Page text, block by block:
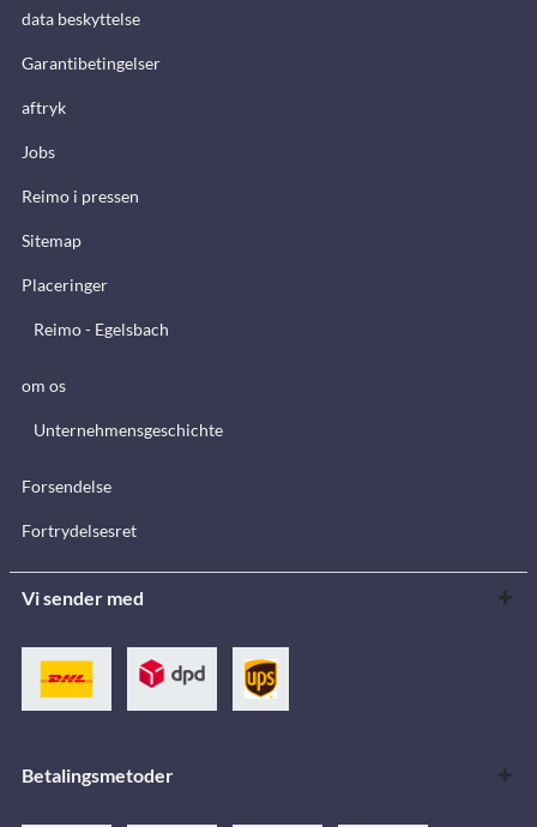
data beskyttelse
Garantibetingelser
aftryk
Jobs
Reimo i pressen
Sitemap
Placeringer
Reimo - Egelsbach
om os
Unternehmensgeschichte
Forsendelse
Fortrydelsesret
Vi sender med
Betalingsmetoder